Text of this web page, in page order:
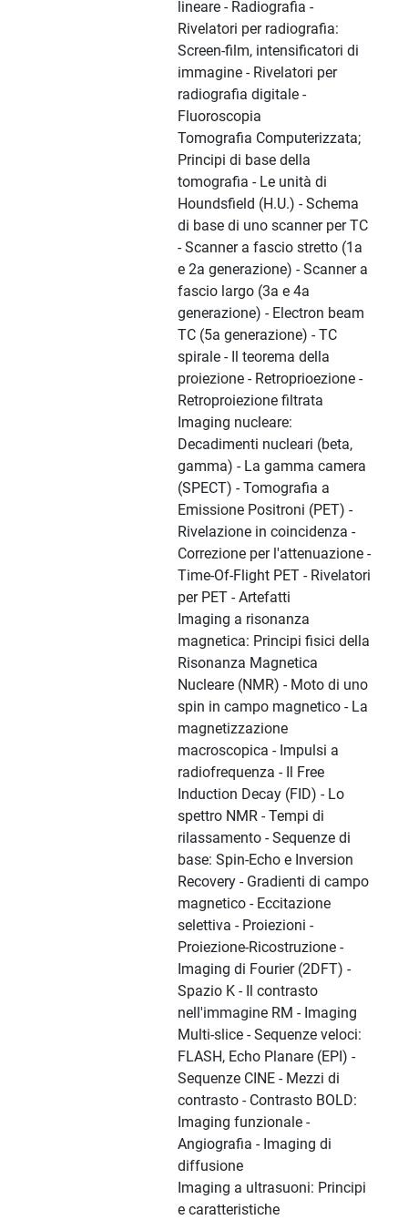
lineare - Radiografia -
Rivelatori per radiografia:
Screen-film, intensificatori di
immagine - Rivelatori per
radiografia digitale -
Fluoroscopia
Tomografia Computerizzata;
Principi di base della
tomografia - Le unità di
Houndsfield (H.U.) - Schema
di base di uno scanner per TC
- Scanner a fascio stretto (1a
e 2a generazione) - Scanner a
fascio largo (3a e 4a
generazione) - Electron beam
TC (5a generazione) - TC
spirale - Il teorema della
proiezione - Retroprioezione -
Retroproiezione filtrata
Imaging nucleare:
Decadimenti nucleari (beta,
gamma) - La gamma camera
(SPECT) - Tomografia a
Emissione Positroni (PET) -
Rivelazione in coincidenza -
Correzione per l'attenuazione -
Time-Of-Flight PET - Rivelatori
per PET - Artefatti
Imaging a risonanza
magnetica: Principi fisici della
Risonanza Magnetica
Nucleare (NMR) - Moto di uno
spin in campo magnetico - La
magnetizzazione
macroscopica - Impulsi a
radiofrequenza - Il Free
Induction Decay (FID) - Lo
spettro NMR - Tempi di
rilassamento - Sequenze di
base: Spin-Echo e Inversion
Recovery - Gradienti di campo
magnetico - Eccitazione
selettiva - Proiezioni -
Proiezione-Ricostruzione -
Imaging di Fourier (2DFT) -
Spazio K - Il contrasto
nell'immagine RM - Imaging
Multi-slice - Sequenze veloci:
FLASH, Echo Planare (EPI) -
Sequenze CINE - Mezzi di
contrasto - Contrasto BOLD:
Imaging funzionale -
Angiografia - Imaging di
diffusione
Imaging a ultrasuoni: Principi
e caratteristiche